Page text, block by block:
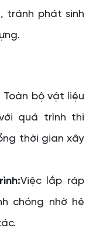
tránh phát sinh
Toàn bộ vật liệu
quá trình thi
thời gian xây
Việc lắp ráp
chóng nhờ hệ